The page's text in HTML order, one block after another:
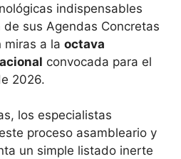
indispensables
sus Agendas Concretas
miras a la octava
convocada para el
2026.
los especialistas
proceso asambleario y
un simple listado inerte